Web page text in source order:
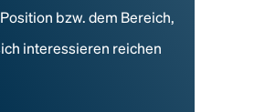
bzw. dem Bereich,
interessieren reichen